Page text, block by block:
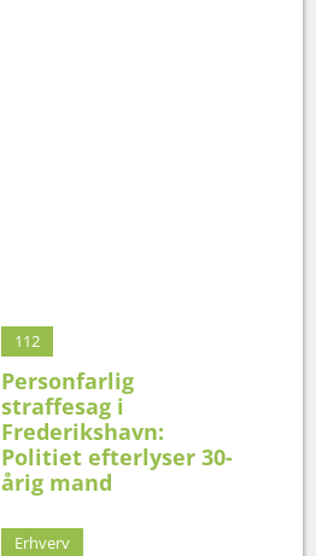
112
Personfarlig
straffesag i
Frederikshavn:
Politiet efterlyser 30-
årig mand
Erhverv